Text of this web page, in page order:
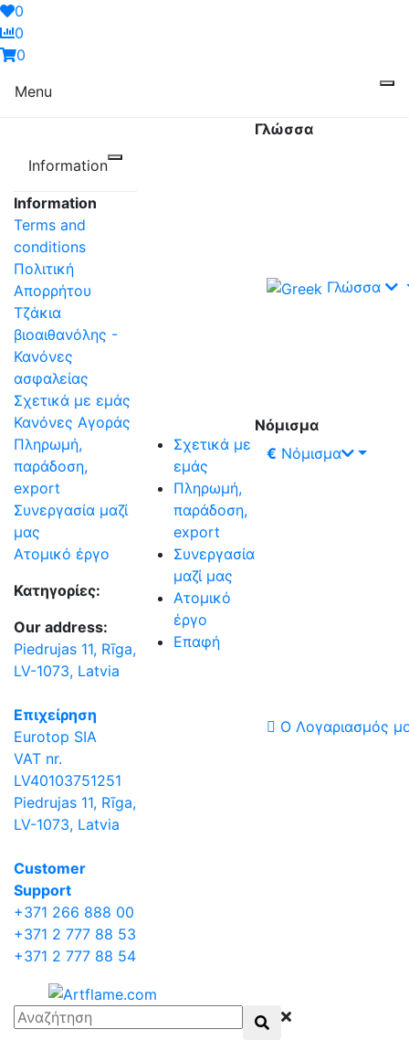
0
0
0
Menu
Information
Information
Terms and
conditions
Πολιτική
Απορρήτου
Τζάκια
βιοαιθανόλης -
Κανόνες
ασφαλείας
Σχετικά με εμάς
Κανόνες Αγοράς
Πληρωμή,
παράδοση,
export
Συνεργασία μαζί
μας
Ατομικό έργο
Κατηγορίες:
Our address:
Piedrujas 11, Rīga,
LV-1073, Latvia
Επιχείρηση
Eurotop SIA
VAT nr.
LV40103751251
Piedrujas 11, Rīga,
LV-1073, Latvia
Сustomer
Support
+371 266 888 00
+371 2 777 88 53
+371 2 777 88 54
Σχετικά με
εμάς
Πληρωμή,
παράδοση,
export
Συνεργασία
μαζί μας
Ατομικό
έργο
Επαφή
Γλώσσα
Γλώσσα
Νόμισμα
€ Νόμισμα
Ο Λογαριασμός